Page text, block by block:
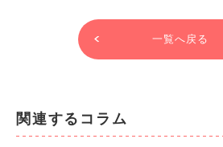
一覧へ戻る
関連するコラム